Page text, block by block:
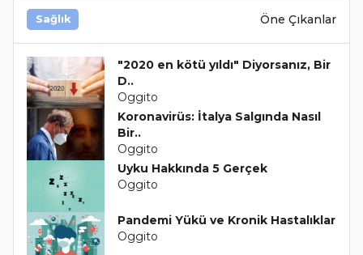
Sağlık Öne Çıkanlar
"2020 en kötü yıldı" Diyorsanız, Bir
D..
Oggito
Koronavirüs: İtalya Salgında Nasıl
Bir..
Oggito
Uyku Hakkında 5 Gerçek
Oggito
Pandemi Yükü ve Kronik Hastalıklar
Oggito